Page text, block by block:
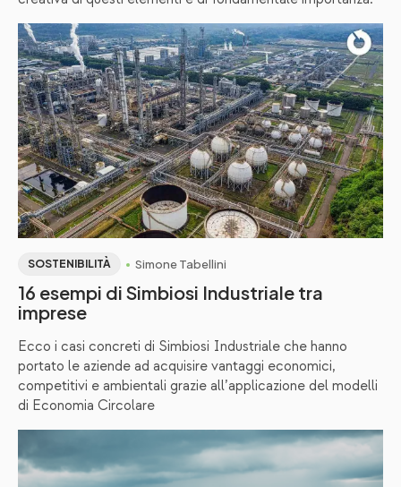
SOSTENIBILITÀ Simone Tabellini
16 esempi di Simbiosi Industriale tra
imprese
Ecco i casi concreti di Simbiosi Industriale che hanno
portato le aziende ad acquisire vantaggi economici,
competitivi e ambientali grazie all’applicazione del modelli
di Economia Circolare